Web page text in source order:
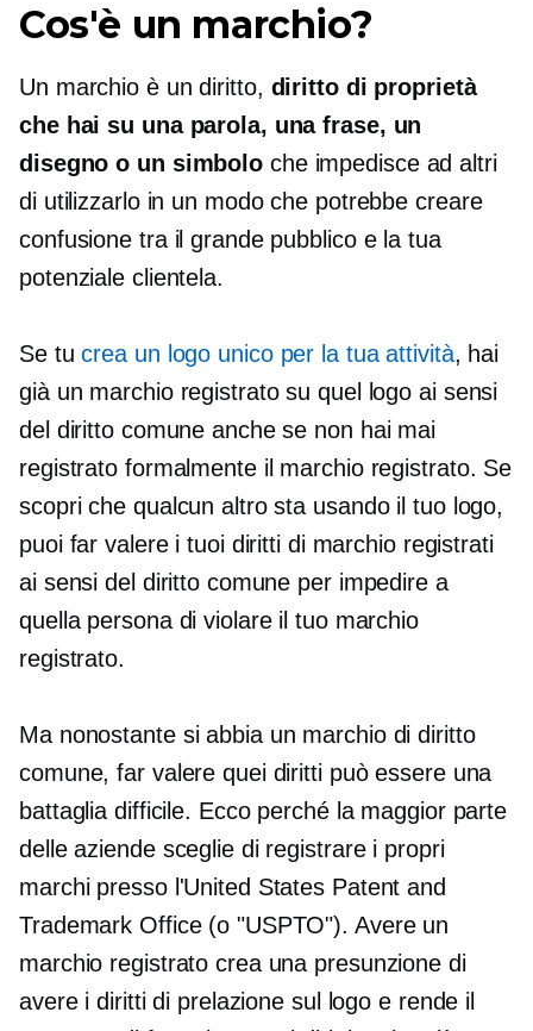
Cos'è un marchio?
Un marchio è un diritto, diritto di proprietà
che hai su una parola, una frase, un
disegno o un simbolo che impedisce ad altri
di utilizzarlo in un modo che potrebbe creare
confusione tra il grande pubblico e la tua
potenziale clientela.
Se tucrea un logo unico per la tua attività, hai
già un marchio registrato su quel logo ai sensi
del diritto comune anche se non hai mai
registrato formalmente il marchio registrato. Se
scopri che qualcun altro sta usando il tuo logo,
puoi far valere i tuoi diritti di marchio registrati
ai sensi del diritto comune per impedire a
quella persona di violare il tuo marchio
registrato.
Ma nonostante si abbia un marchio di diritto
comune, far valere quei diritti può essere una
battaglia difficile. Ecco perché la maggior parte
delle aziende sceglie di registrare i propri
marchi presso l'United States Patent and
Trademark Office (o "USPTO"). Avere un
marchio registrato crea una presunzione di
avere i diritti di prelazione sul logo e rende il